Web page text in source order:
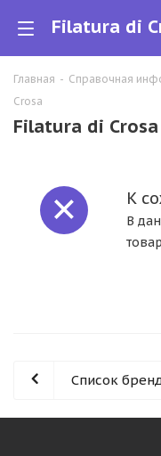
Filatura di
Главная - Справочная
Crosa
Filatura di Crosa
К
В
Список